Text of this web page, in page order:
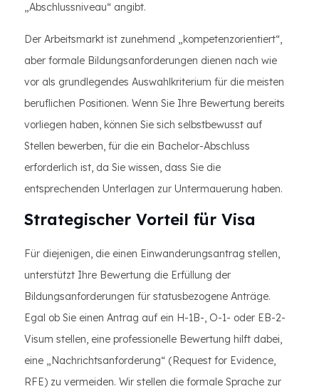
„Abschlussniveau“ angibt.
Der Arbeitsmarkt ist zunehmend „kompetenzorientiert“,
aber formale Bildungsanforderungen dienen nach wie
vor als grundlegendes Auswahlkriterium für die meisten
beruflichen Positionen. Wenn Sie Ihre Bewertung bereits
vorliegen haben, können Sie sich selbstbewusst auf
Stellen bewerben, für die ein Bachelor-Abschluss
erforderlich ist, da Sie wissen, dass Sie die
entsprechenden Unterlagen zur Untermauerung haben.
Strategischer Vorteil für Visa
Für diejenigen, die einen Einwanderungsantrag stellen,
unterstützt Ihre Bewertung die Erfüllung der
Bildungsanforderungen für statusbezogene Anträge.
Egal ob Sie einen Antrag auf ein H-1B-, O-1- oder EB-2-
Visum stellen, eine professionelle Bewertung hilft dabei,
eine „Nachrichtsanforderung“ (Request for Evidence,
RFE) zu vermeiden. Wir stellen die formale Sprache zur